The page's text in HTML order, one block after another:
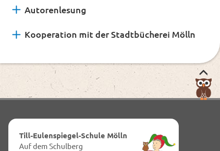
Autorenlesung
Kooperation mit der Stadtbücherei Mölln
Till-Eulenspiegel-Schule Mölln
Auf dem Schulberg